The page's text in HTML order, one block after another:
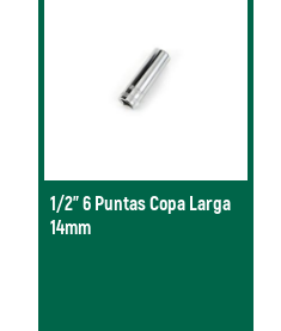
1/2" 6 Puntas Copa Larga
14mm